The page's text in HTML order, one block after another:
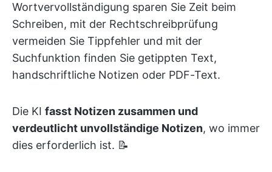
Wortvervollständigung sparen Sie Zeit beim
Schreiben, mit der Rechtschreibprüfung
vermeiden Sie Tippfehler und mit der
Suchfunktion finden Sie getippten Text,
handschriftliche Notizen oder PDF-Text.
Die KI fasst Notizen zusammen und
verdeutlicht unvollständige Notizen, wo immer
dies erforderlich ist. 📝